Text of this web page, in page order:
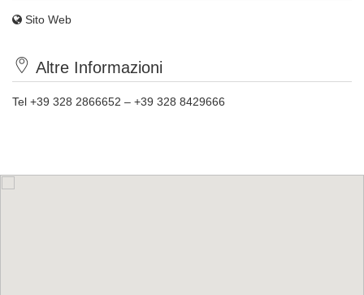
Sito Web
Altre Informazioni
Tel +39 328 2866652 – +39 328 8429666